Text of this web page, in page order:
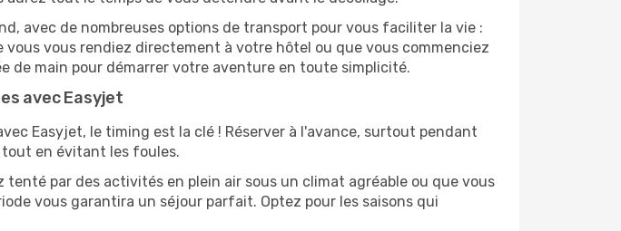
avec de nombreuses options de transport pour vous faciliter la vie :
vous rendiez directement à votre hôtel ou que vous commenciez
de main pour démarrer votre aventure en toute simplicité.
avec Easyjet
Easyjet, le timing est la clé ! Réserver à l'avance, surtout pendant
en évitant les foules.
par des activités en plein air sous un climat agréable ou que vous
vous garantira un séjour parfait. Optez pour les saisons qui